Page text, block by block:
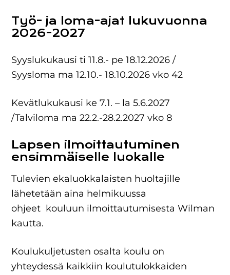
Työ- ja loma-ajat lukuvuonna
2026-2027
Syyslukukausi ti 11.8.- pe 18.12.2026 /
Syysloma ma 12.10.- 18.10.2026 vko 42
Kevätlukukausi ke 7.1. – la 5.6.2027
/Talviloma ma 22.2.-28.2.2027 vko 8
Lapsen ilmoittautuminen
ensimmäiselle luokalle
Tulevien ekaluokkalaisten huoltajille
lähetetään aina helmikuussa
ohjeet kouluun ilmoittautumisesta Wilman
kautta.
Koulukuljetusten osalta koulu on
yhteydessä kaikkiin koulutulokkaiden